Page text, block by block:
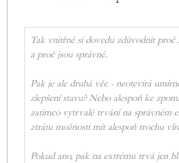
Tak vnitřně si dovedu zdůvodnit proč
a proč jsou správné.
Pak je ale druhá věc - neotevírá
zlepšení stavu? Nebo alespoň ke
zatímco vytrvalé trvání na správném
ztrátu možnosti mít alespoň trochu
Pokud ano, pak na extrému trvá jen